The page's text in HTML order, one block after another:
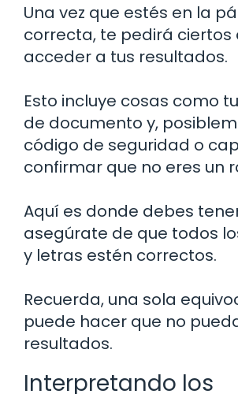
Una vez que estés en la
correcta, te pedirá
acceder a tus resultados.
Esto incluye cosas como
de documento y,
código de seguridad o
confirmar que no eres un
Aquí es donde debes
asegúrate de que todos
y letras estén correctos.
Recuerda, una sola
puede hacer que no
resultados.
Interpretando los